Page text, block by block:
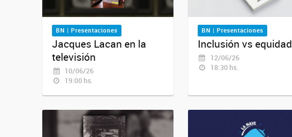
BN | Presentaciones
Jacques Lacan en la
televisión
10/06/26
19:00 hs.
BN | Presentaciones
Inclusión vs equidad
12/06/26
18:30 hs.